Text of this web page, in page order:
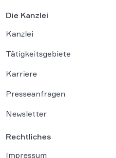
Die Kanzlei
Kanzlei
Tätigkeitsgebiete
Karriere
Presseanfragen
Newsletter
Rechtliches
Impressum